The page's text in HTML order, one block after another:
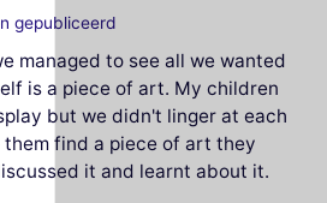
gepubliceerd
managed to see all we wanted
is a piece of art. My children
but we didn't linger at each
find a piece of art they
it and learnt about it.